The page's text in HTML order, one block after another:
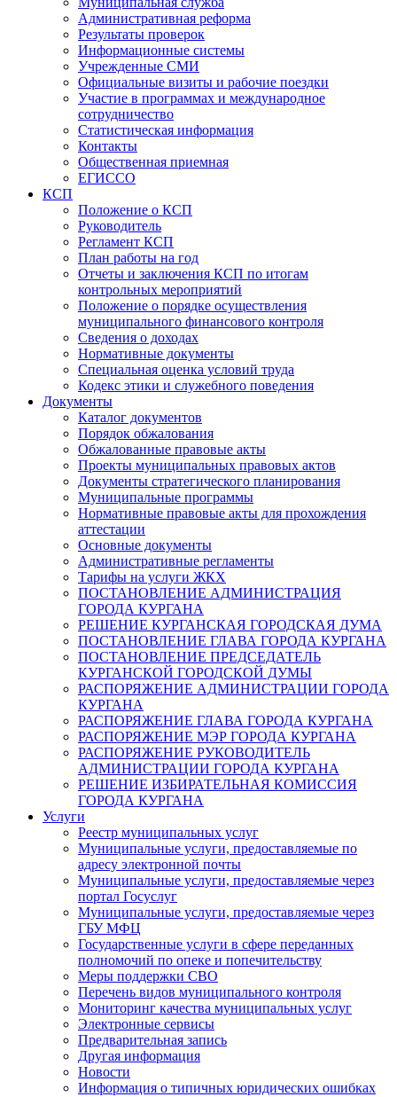
Административная реформа
Результаты проверок
Информационные системы
Учрежденные СМИ
Официальные визиты и рабочие поездки
Участие в программах и международное
сотрудничество
Статистическая информация
Контакты
Общественная приемная
ЕГИССО
КСП
Положение о КСП
Руководитель
Регламент КСП
План работы на год
Отчеты и заключения КСП по итогам
контрольных мероприятий
Положение о порядке осуществления
муниципального финансового контроля
Сведения о доходах
Нормативные документы
Специальная оценка условий труда
Кодекс этики и служебного поведения
Документы
Каталог документов
Порядок обжалования
Обжалованные правовые акты
Проекты муниципальных правовых актов
Документы стратегического планирования
Муниципальные программы
Нормативные правовые акты для прохождения
аттестации
Основные документы
Административные регламенты
Тарифы на услуги ЖКХ
ПОСТАНОВЛЕНИЕ АДМИНИСТРАЦИЯ
ГОРОДА КУРГАНА
РЕШЕНИЕ КУРГАНСКАЯ ГОРОДСКАЯ ДУМА
ПОСТАНОВЛЕНИЕ ГЛАВА ГОРОДА КУРГАНА
ПОСТАНОВЛЕНИЕ ПРЕДСЕДАТЕЛЬ
КУРГАНСКОЙ ГОРОДСКОЙ ДУМЫ
РАСПОРЯЖЕНИЕ АДМИНИСТРАЦИИ ГОРОДА
КУРГАНА
РАСПОРЯЖЕНИЕ ГЛАВА ГОРОДА КУРГАНА
РАСПОРЯЖЕНИЕ МЭР ГОРОДА КУРГАНА
РАСПОРЯЖЕНИЕ РУКОВОДИТЕЛЬ
АДМИНИСТРАЦИИ ГОРОДА КУРГАНА
РЕШЕНИЕ ИЗБИРАТЕЛЬНАЯ КОМИССИЯ
ГОРОДА КУРГАНА
Услуги
Реестр муниципальных услуг
Муниципальные услуги, предоставляемые по
адресу электронной почты
Муниципальные услуги, предоставляемые через
портал Госуслуг
Муниципальные услуги, предоставляемые через
ГБУ МФЦ
Государственные услуги в сфере переданных
полномочий по опеке и попечительству
Меры поддержки СВО
Перечень видов муниципального контроля
Мониторинг качества муниципальных услуг
Электронные сервисы
Предварительная запись
Другая информация
Новости
Информация о типичных юридических ошибках